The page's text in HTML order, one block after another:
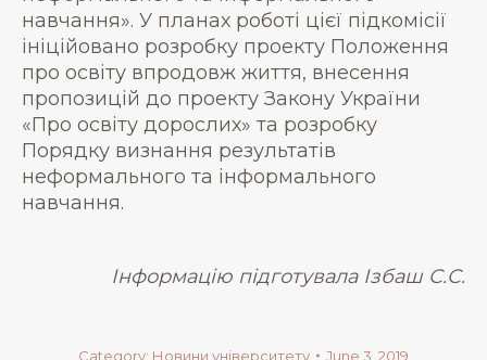
навчання». У планах роботі цієї підкомісії
ініційовано розробку проекту Положення
про освіту впродовж життя, внесення
пропозицій до проекту Закону України
«Про освіту дорослих» та розробку
Порядку визнання результатів
неформального та інформального
навчання.
Інформацію підготувала Ізбаш С.С.
Category: Новини університету June 3, 2019